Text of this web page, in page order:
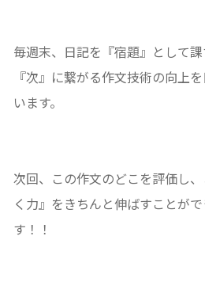
毎週末、日記を『宿題』として
『次』に繋がる作文技術の向上
います。
次回、この作文のどこを評価し
く力』をきちんと伸ばすことが
す！！